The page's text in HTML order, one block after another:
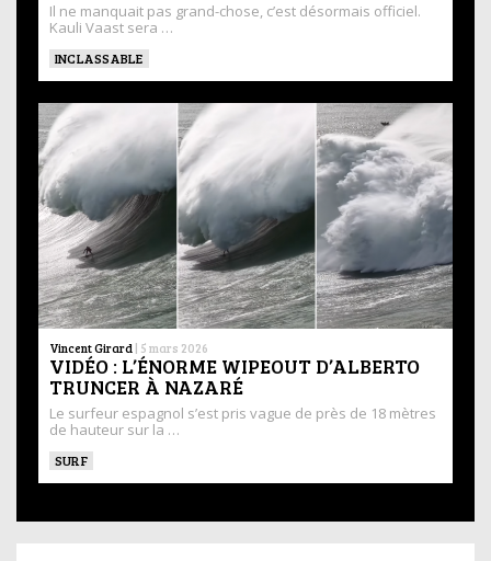
Il ne manquait pas grand-chose, c’est désormais officiel.
Kauli Vaast sera …
INCLASSABLE
Vincent Girard | 5 mars 2026
VIDÉO : L’ÉNORME WIPEOUT D’ALBERTO
TRUNCER À NAZARÉ
Le surfeur espagnol s’est pris vague de près de 18 mètres
de hauteur sur la …
SURF